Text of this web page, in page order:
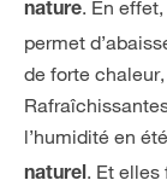
nature. En
permet
de forte
l’humidité en
naturel. Et elles